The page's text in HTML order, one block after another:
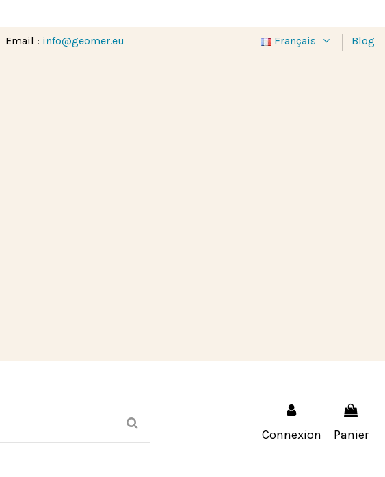
Email : info@geomer.eu Français Blog
Connexion Panier